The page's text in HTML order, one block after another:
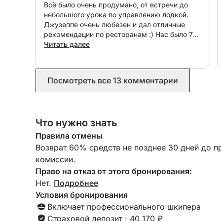
☕ Бесплатные угощения на борту:
Наслаждайтесь бесплатными круассанами и
🍩☕
Мы предлагаем трансферы в порт и обратно
⚓ Аренда шкипера:
Расслабьтесь и наслаждайтесь временем на
⏳ Варианты аренды:
✔ На весь день
✔ На полдня (утром или после обеда)
⛽ Расходы на топливо:
Наши гости обычно тратят от 20 до 50 евро
есть автозаправочная станция.
Всё было очень продумано, от встречи до
небольшого урока по управлению лодкой.
Джузеппе очень любезен и дал отличные
рекомендации по ресторанам :) Нас было 7
человек, и лодка подошла идеально. Нам
Читать далее
Посмотреть все 13 комментарии
Что нужно знать
Правила отмены
Возврат 60% средств не позднее 30 дней до
комиссии.
Право на отказ от этого бронирования:
Нет. Подробнее
Условия бронирования
Включает профессионального шкипера
Страховой депозит : 40 170 ₽